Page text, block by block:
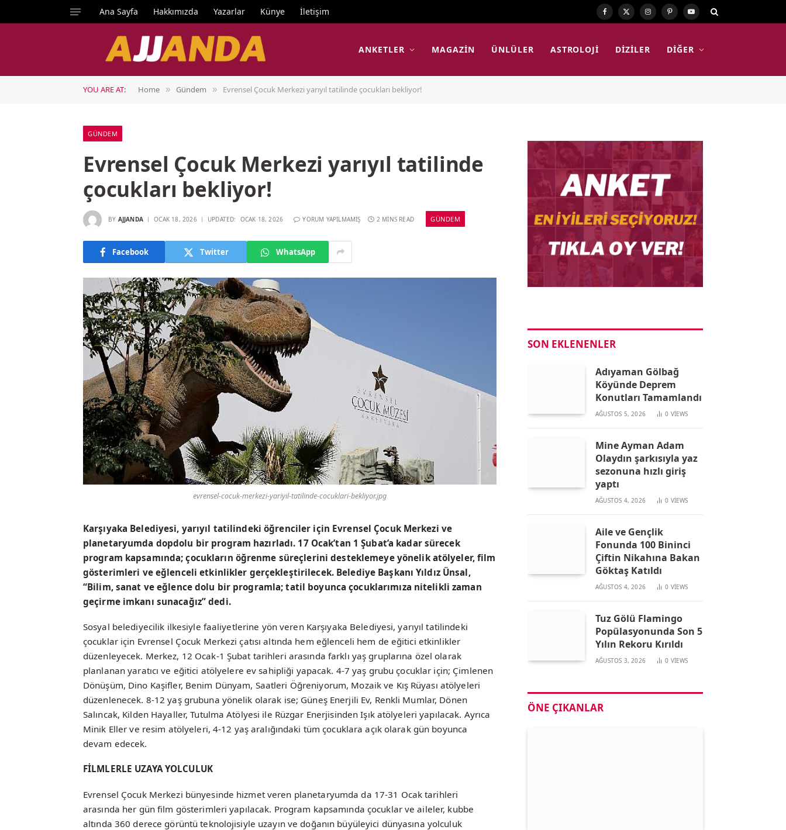
Ana Sayfa Hakkımızda Yazarlar Künye İletişim Facebook
X
Instagram
PinterestYouTube
ANKETLER MAGAZIN ÜNLÜLER ASTROLOJI DIZILER DIĞER
YOU ARE AT: Home » Gündem » Evrensel Çocuk Merkezi yarıyıl tatilinde çocukları bekliyor!
GÜNDEM
Evrensel Çocuk Merkezi yarıyıl tatilinde
çocukları bekliyor!
BY AJJANDA OCAK 18, 2026 UPDATED: OCAK 18, 2026 YORUM YAPILMAMIŞ 2 MINS READ GÜNDEM
Facebook Twitter WhatsApp
evrensel-cocuk-merkezi-yariyil-tatilinde-cocuklari-bekliyor.jpg
Karşıyaka Belediyesi, yarıyıl tatilindeki öğrenciler için Evrensel Çocuk Merkezi ve
planetaryumda dopdolu bir program hazırladı. 17 Ocak’tan 1 Şubat’a kadar sürecek
program kapsamında; çocukların öğrenme süreçlerini desteklemeye yönelik atölyeler, film
gösterimleri ve eğlenceli etkinlikler gerçekleştirilecek. Belediye Başkanı Yıldız Ünsal,
“Bilim, sanat ve eğlence dolu bir programla; tatil boyunca çocuklarımıza nitelikli zaman
geçirme imkanı sunacağız” dedi.
Sosyal belediyecilik ilkesiyle faaliyetlerine yön veren Karşıyaka Belediyesi, yarıyıl tatilindeki
çocuklar için Evrensel Çocuk Merkezi çatısı altında hem eğlenceli hem de eğitici etkinlikler
düzenleyecek. Merkez, 12 Ocak-1 Şubat tarihleri arasında farklı yaş gruplarına özel olarak
planlanan yaratıcı ve eğitici atölyelere ev sahipliği yapacak. 4-7 yaş grubu çocuklar için; Çimlenen
Dönüşüm, Dino Kaşifler, Benim Dünyam, Saatleri Öğreniyorum, Mozaik ve Kış Rüyası atölyeleri
düzenlenecek. 8-12 yaş grubuna yönelik olarak ise; Güneş Enerjili Ev, Renkli Mumlar, Dönen
Salıncak, Kilden Hayaller, Tutulma Atölyesi ile Rüzgar Enerjisinden Işık atölyeleri yapılacak. Ayrıca
Minik Eller ve resim atölyeleri, 4-12 yaş aralığındaki tüm çocuklara açık olarak gün boyunca
devam edecek.
FİLMLERLE UZAYA YOLCULUK
Evrensel Çocuk Merkezi bünyesinde hizmet veren planetaryumda da 17-31 Ocak tarihleri
arasında her gün film gösterimleri yapılacak. Program kapsamında çocuklar ve aileler, kubbe
altında 360 derece görüntü teknolojisiyle uzayın ve doğanın büyüleyici dünyasına yolculuk
SON EKLENENLER
Adıyaman Gölbağ
Köyünde Deprem
Konutları Tamamlandı
AĞUSTOS 5, 2026 0 VIEWS
Mine Ayman Adam
Olaydın şarkısıyla yaz
sezonuna hızlı giriş
yaptı
AĞUSTOS 4, 2026 0 VIEWS
Aile ve Gençlik
Fonunda 100 Bininci
Çiftin Nikahına Bakan
Göktaş Katıldı
AĞUSTOS 4, 2026 0 VIEWS
Tuz Gölü Flamingo
Popülasyonunda Son 5
Yılın Rekoru Kırıldı
AĞUSTOS 3, 2026 0 VIEWS
ÖNE ÇIKANLAR